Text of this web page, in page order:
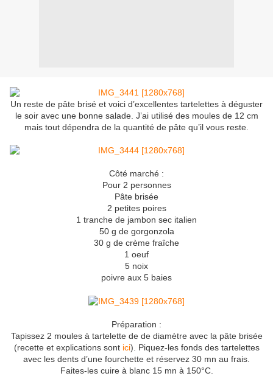
Un reste de pâte brisé et voici d’excellentes tartelettes à déguster
le soir avec une bonne salade. J’ai utilisé des moules de 12 cm
mais tout dépendra de la quantité de pâte qu’il vous reste.
Côté marché :
Pour 2 personnes
Pâte brisée
2 petites poires
1 tranche de jambon sec italien
50 g de gorgonzola
30 g de crème fraîche
1 oeuf
5 noix
poivre aux 5 baies
Préparation :
Tapissez 2 moules à tartelette de de diamètre avec la pâte brisée
(recette et explications sont ici). Piquez-les fonds des tartelettes
avec les dents d’une fourchette et réservez 30 mn au frais.
Faites-les cuire à blanc 15 mn à 150°C.